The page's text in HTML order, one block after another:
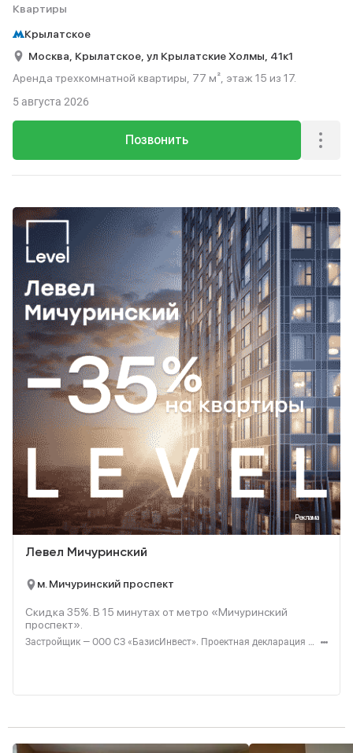
Квартиры
Крылатское
Москва, Крылатское, ул Крылатские Холмы, 41к1
Аренда трехкомнатной квартиры, 77 м², этаж 15 из 17.
Позвонить
5 августа 2026
Реклама
Левел Мичуринский
м. Мичуринский проспект
Скидка 35%. В 15 минутах от метро «Мичуринский
проспект».
Застройщик — ООО СЗ «БазисИнвест». Проектная декларация — наш.дом.рф. Акция до 31.08.2026. Не оферта. Подробности — level.ru